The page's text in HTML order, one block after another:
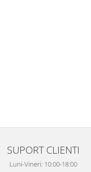
SUPORT CLIENTI
Luni-Vineri: 10:00-18:00